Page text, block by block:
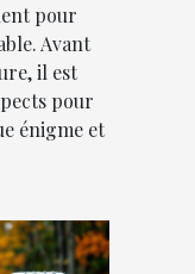
pour
Avant
il est
pour
énigme et